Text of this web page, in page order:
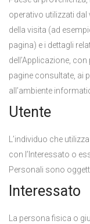
operativo utilizzati
della visita (ad
pagina) e i dettagli
dell’Applicazione,
pagine consultate, ai
all’ambiente
Utente
L’individuo che
con l’Interessato o
Personali sono
Interessato
La persona fisica o